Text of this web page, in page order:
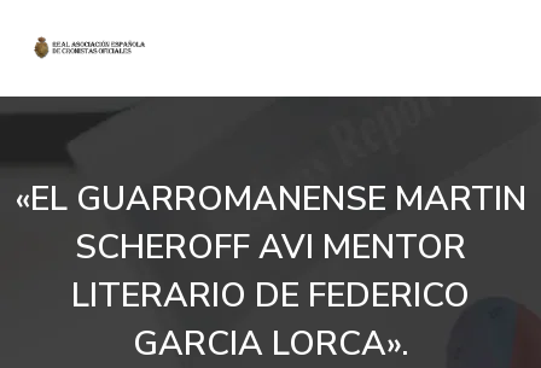
«EL GUARROMANENSE MARTIN
SCHEROFF AVI MENTOR
LITERARIO DE FEDERICO
GARCIA LORCA».